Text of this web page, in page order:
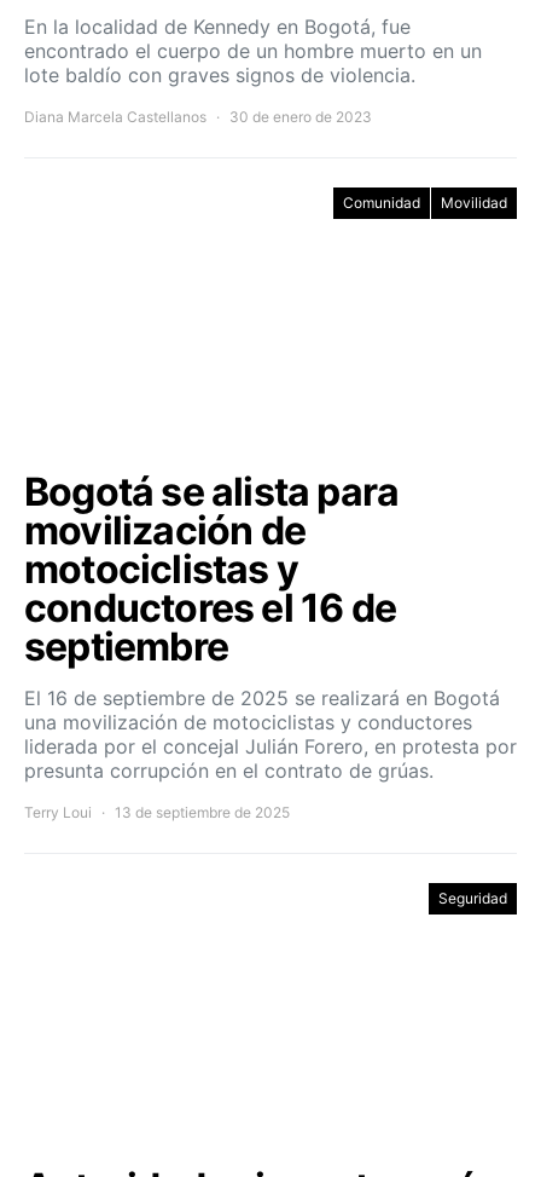
En la localidad de Kennedy en Bogotá, fue
encontrado el cuerpo de un hombre muerto en un
lote baldío con graves signos de violencia.
Diana Marcela Castellanos 30 de enero de 2023
Comunidad Movilidad
Bogotá se alista para
movilización de
motociclistas y
conductores el 16 de
septiembre
El 16 de septiembre de 2025 se realizará en Bogotá
una movilización de motociclistas y conductores
liderada por el concejal Julián Forero, en protesta por
presunta corrupción en el contrato de grúas.
Terry Loui 13 de septiembre de 2025
Seguridad